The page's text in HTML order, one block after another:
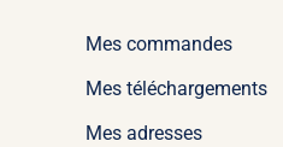
Mes commandes
Mes téléchargements
Mes adresses